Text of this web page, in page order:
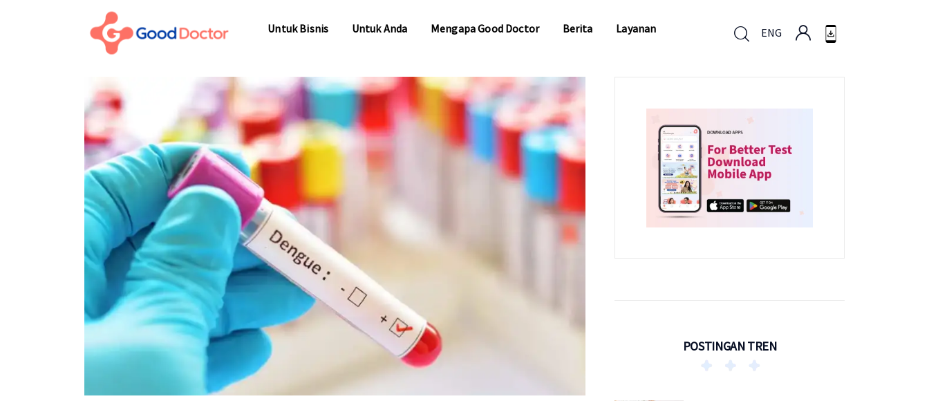
Untuk Bisnis Untuk Anda Mengapa Good Doctor Berita Layanan ENG
Untuk Bisnis Untuk Anda Mengapa Good Doctor Berita
Untuk Bisnis
Untuk Anda
Layanan
POSTINGAN TREN